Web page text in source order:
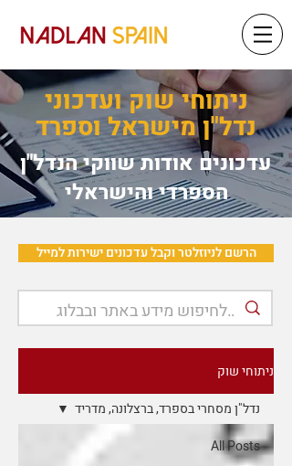
ניתוחי שוק ועדכוני
נדל"ן מישראל וספרד
עדכונים אודות שווקי הנדל"ן
הספרדי והישראלי
הרשם לניוזלטר וקבל עדכונים ישירות למייל
ניתוחי שוק
All Posts
נדל"ן מסחרי בספרד, ברצלונה, מדריד